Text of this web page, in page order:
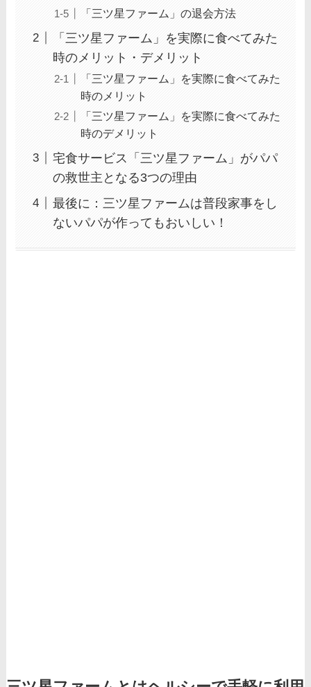
「三ツ星ファーム」の退会方法
「三ツ星ファーム」を実際に食べてみた
時のメリット・デメリット
「三ツ星ファーム」を実際に食べてみた
時のメリット
「三ツ星ファーム」を実際に食べてみた
時のデメリット
宅食サービス「三ツ星ファーム」がパパ
の救世主となる3つの理由
最後に：三ツ星ファームは普段家事をし
ないパパが作ってもおいしい！